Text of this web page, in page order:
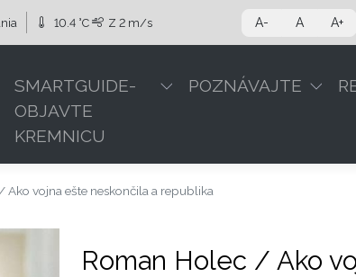
10.4 °C Z 2 m/s A- A A+
SMARTGUIDE-
OBJAVTE
KREMNICU
POZNÁVAJTE
Ako vojna ešte neskončila a republika
Roman Holec / Ako